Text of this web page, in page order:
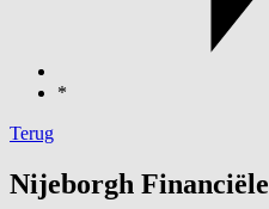
*
Terug
Nijeborgh